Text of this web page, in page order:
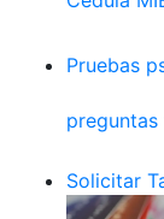
Pruebas
preguntas
Solicitar